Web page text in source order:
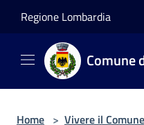
Regione Lombardia
Comune
Home > Vivere il Comune